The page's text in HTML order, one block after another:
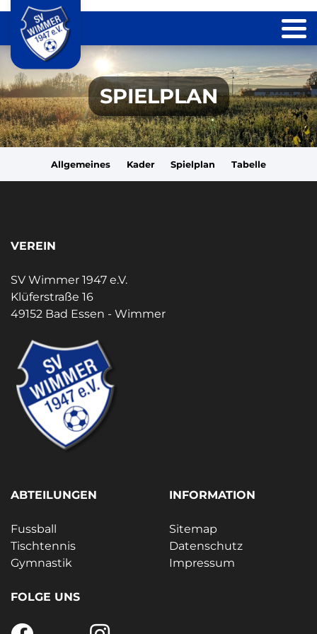
SPIELPLAN
Allgemeines Kader Spielplan Tabelle
VEREIN
SV Wimmer 1947 e.V.
Klüferstraße 16
49152 Bad Essen - Wimmer
ABTEILUNGEN
Fussball
Tischtennis
Gymnastik
INFORMATION
Sitemap
Datenschutz
Impressum
FOLGE UNS